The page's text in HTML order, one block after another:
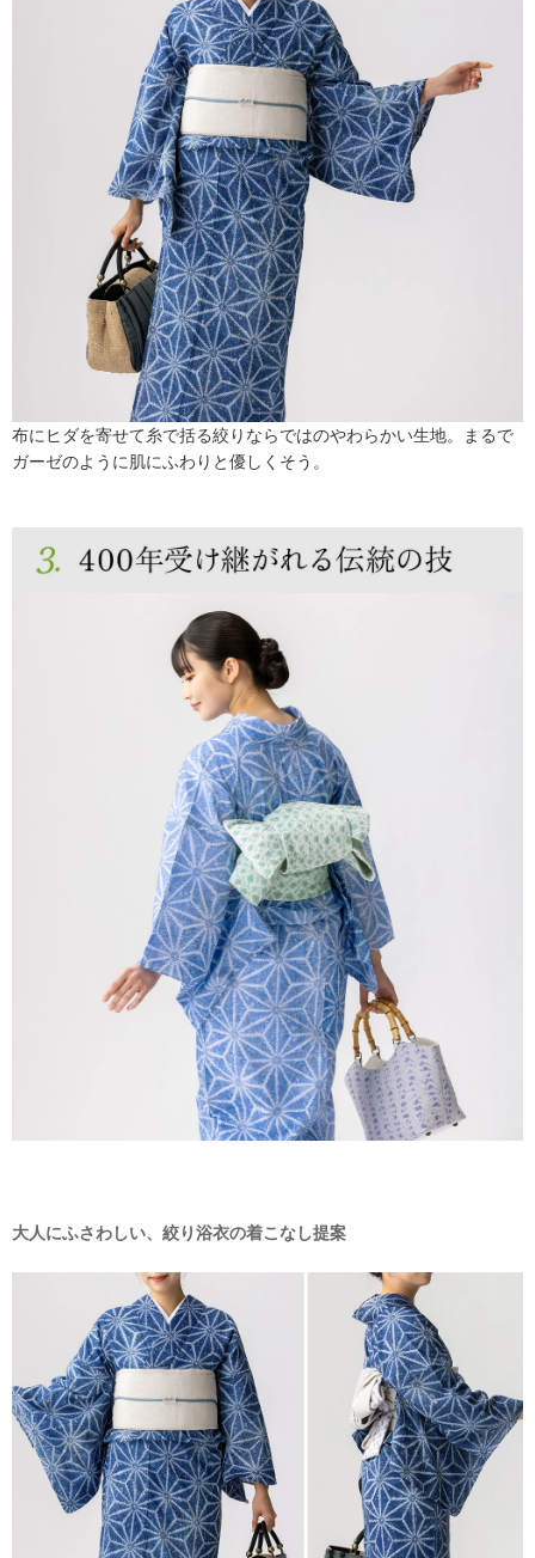
布にヒダを寄せて糸で括る絞りならではのやわらかい生地。まるで
ガーゼのように肌にふわりと優しくそう。
大人にふさわしい、絞り浴衣の着こなし提案